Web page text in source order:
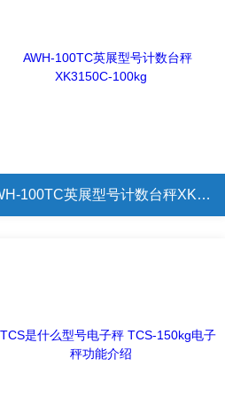
AWH-100TC英展型号计数台秤XK3150C-100kg